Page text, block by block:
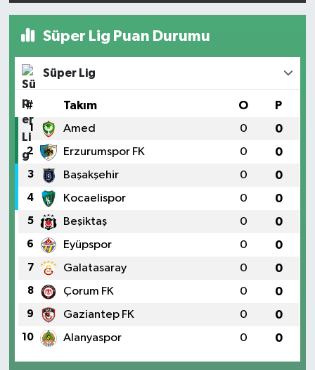
Süper Lig Puan Durumu
Süper Lig
# Takım O P
1 Amed 0 0
2 Erzurumspor FK 0 0
3 Başakşehir 0 0
4 Kocaelispor 0 0
5 Beşiktaş 0 0
6 Eyüpspor 0 0
7 Galatasaray 0 0
8 Çorum FK 0 0
9 Gaziantep FK 0 0
10 Alanyaspor 0 0